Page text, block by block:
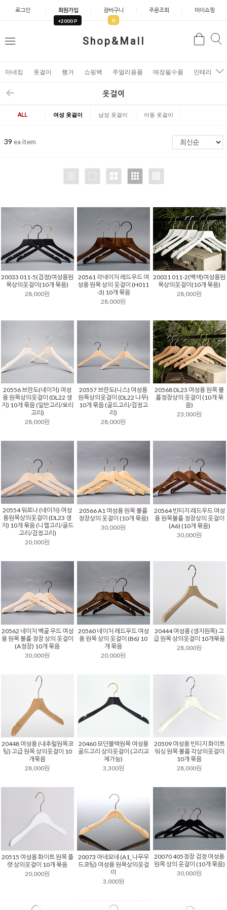
로그인 회원가입
+2000 P
장바구니
0
주문조회 마이쇼핑
Shop&Mall
메
검
마네킹 옷걸이 행거 쇼핑백 주얼리용품 매장필수품 인테리어소
옷걸이
ALL 여성 옷걸이 남성 옷걸이 아동 옷걸이
39 ea item
20033 011-5(검정)여성용원
목상의옷걸이(10개 묶음)
28,000원
20561 각네이처 레드우드 여
성용 원목 상의 옷걸이 (H011
-3) 10개 묶음
28,000원
20031 011-2(백색)여성용원
목상의옷걸이(10개 묶음)
28,000원
20556 브란도(네이처) 여성
용 원목상의옷걸이 (DL22 생
지) 10개 묶음 (일반고리/오리
고리)
28,000원
20557 브란도(니스) 여성용
원목상의옷걸이 (DL22 나무)
10개 묶음 (골드고리/검정고
리)
28,000원
20568 DL23 여성용 원목 볼
륨정장상의 옷걸이 (10개 묶
음)
23,000원
20554 워르나 (네이처) 여성
용원목상의옷걸이 (DL23 생
지) 10개 묶음 (니켈고리/골드
고리/검정고리)
20,000원
20566 A1 여성용 원목 볼륨
정장상의 옷걸이 (10개 묶음)
30,000원
20564 빈티지 레드우드 여성
용 원목볼륨 정장상의 옷걸이
(A6) (10개 묶음)
30,000원
20562 네이처 백골 우드 여성
용 원목 볼륨 정장 상의 옷걸이
(A정장) 10개 묶음
30,000원
20560 네이처 레드우드 여성
용 원목 상의 옷걸이 (B6) 10
개 묶음
20,000원
20444 여성용 (생지원목) 고
급 원목 상의옷걸이 10개묶음
28,000원
20448 여성용 (내추럴원목코
팅) 고급 원목 상의옷걸이 10
개묶음
28,000원
20460 모던블랙원목 여성용
골드고리 상의옷걸이 (고리교
체가능)
3,300원
20509 여성용 빈티지 화이트
워싱 원목 볼륨 각상의옷걸이
10개 묶음
28,000원
20515 여성용 화이트 원목 플
랫 상의옷걸이 10개 묶음
20,000원
20073 아네모네 (A1_나무우
드코팅) 여성용 원목상의옷걸
이
3,000원
20070 405정장 검정 여성용
원목 상의 옷걸이 (10개 묶음)
30,000원